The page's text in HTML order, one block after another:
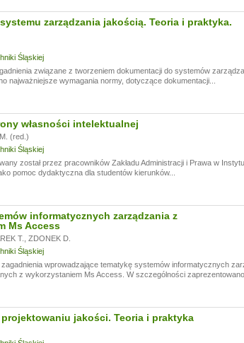
zarządzania jakością. Teoria i praktyka.
Śląskiej
związane z tworzeniem dokumentacji do systemów
najważniejsze wymagania normy, dotyczące dokumentacji...
własności intelektualnej
(red.)
Śląskiej
został przez pracowników Zakładu Administracji i Prawa w
pomoc dydaktyczna dla studentów kierunków...
informatycznych zarządzania z
Ms Access
T.
ZDONEK D.
Śląskiej
zagadnienia wprowadzające tematykę systemów informatycznych
z wykorzystaniem Ms Access. W szczególności zaprezentowano:
projektowaniu jakości. Teoria i praktyka